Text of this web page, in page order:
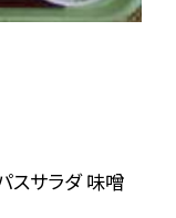
スサラダ 味噌